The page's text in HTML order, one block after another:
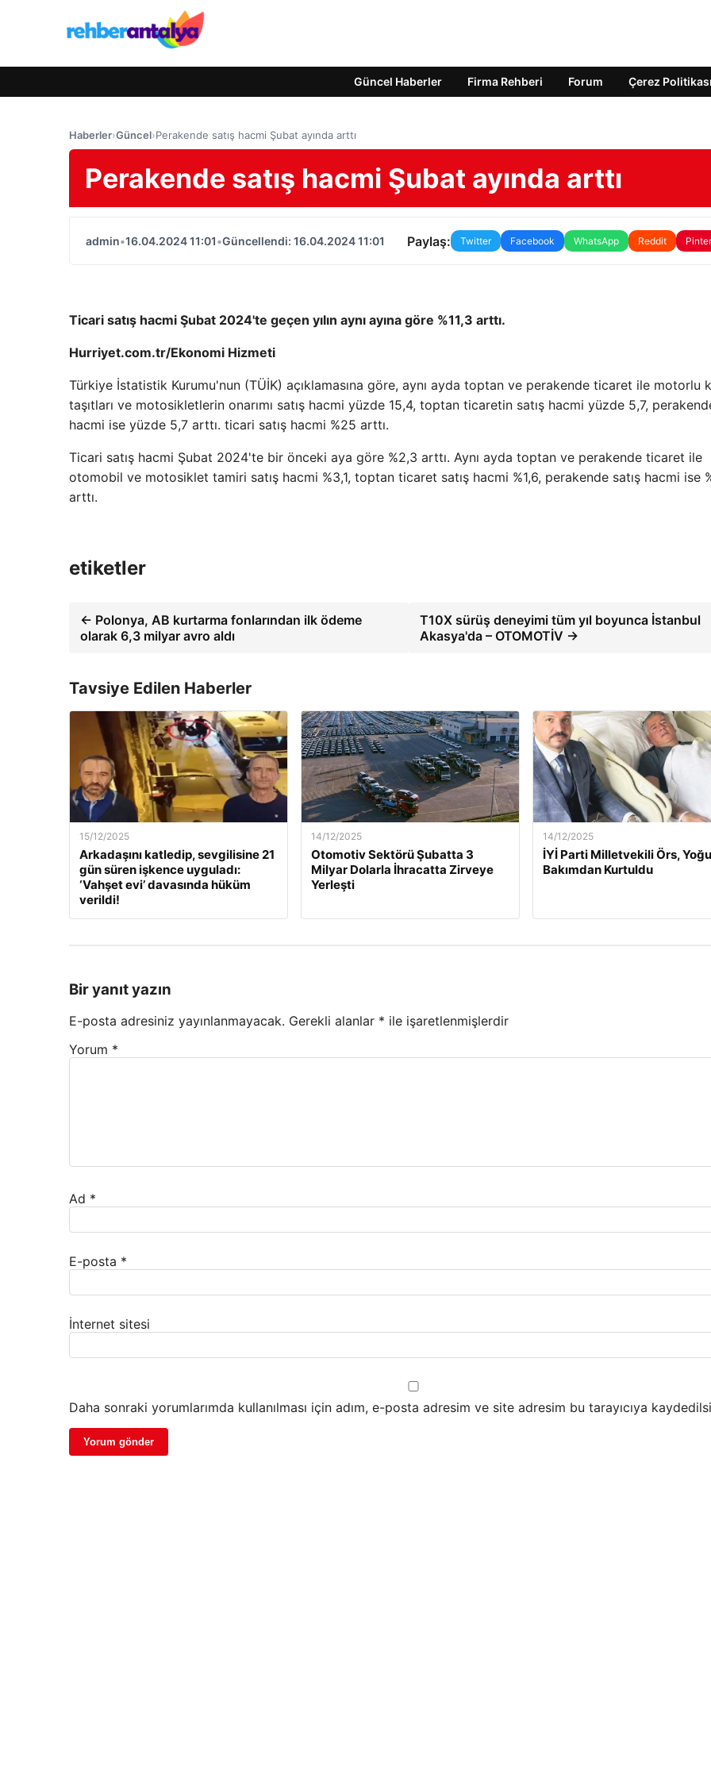
Güncel Haberler Firma Rehberi Forum Çerez Politikası
Haberler›Güncel›Perakende satış hacmi Şubat ayında arttı
Perakende satış hacmi Şubat ayında arttı
admin•16.04.2024 11:01•Güncellendi: 16.04.2024 11:01 Paylaş: Twitter Facebook WhatsApp Reddit
Ticari satış hacmi Şubat 2024'te geçen yılın aynı ayına göre %11,3 arttı.
Hurriyet.com.tr/Ekonomi Hizmeti
Türkiye İstatistik Kurumu'nun (TÜİK) açıklamasına göre, aynı ayda toptan ve perakende ticaret ile motorlu
taşıtları ve motosikletlerin onarımı satış hacmi yüzde 15,4, toptan ticaretin satış hacmi yüzde 5,7,
hacmi ise yüzde 5,7 arttı. ticari satış hacmi %25 arttı.
Ticari satış hacmi Şubat 2024'te bir önceki aya göre %2,3 arttı. Aynı ayda toptan ve perakende ticaret ile
otomobil ve motosiklet tamiri satış hacmi %3,1, toptan ticaret satış hacmi %1,6, perakende satış hacmi ise
arttı.
etiketler
← Polonya, AB kurtarma fonlarından ilk ödeme
olarak 6,3 milyar avro aldı
T10X sürüş deneyimi tüm yıl boyunca İstanbul
Akasya'da – OTOMOTİV →
Tavsiye Edilen Haberler
15/12/2025
Arkadaşını katledip, sevgilisine 21
gün süren işkence uyguladı:
‘Vahşet evi’ davasında hüküm
verildi!
14/12/2025
Otomotiv Sektörü Şubatta 3
Milyar Dolarla İhracatta Zirveye
Yerleşti
14/12/2025
İYİ Parti Milletvekili Örs,
Bakımdan Kurtuldu
Bir yanıt yazın
E-posta adresiniz yayınlanmayacak. Gerekli alanlar * ile işaretlenmişlerdir
Yorum *
Ad *
E-posta *
İnternet sitesi
Daha sonraki yorumlarımda kullanılması için adım, e-posta adresim ve site adresim bu tarayıcıya